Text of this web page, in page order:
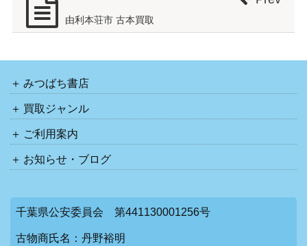
由利本荘市 古本買取
みつばち書店
買取ジャンル
ご利用案内
お知らせ・ブログ
千葉県公安委員会 第441130001256号
古物商氏名：丹野裕明